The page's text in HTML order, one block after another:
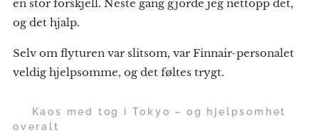
en stor forskjell. Neste gang gjorde jeg nettopp det,
og det hjalp.
Selv om flyturen var slitsom, var Finnair-personalet
veldig hjelpsomme, og det føltes trygt.
Kaos med tog i Tokyo – og hjelpsomhet
overalt